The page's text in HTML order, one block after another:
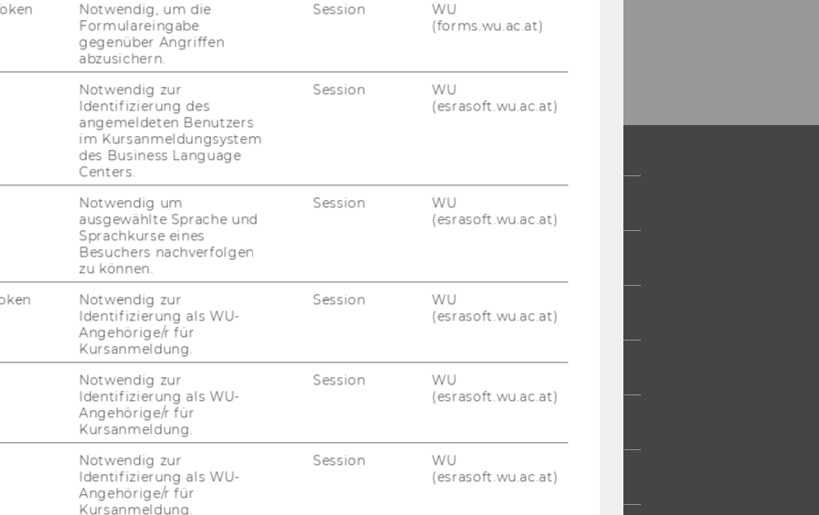
FORSCHUNG
FORSCHUNGSPORTAL
FORSCHENDE
IMPACT DER FORSCHUNG
ORGANISATION DER
FORSCHUNG
FORSCHUNGSINFRASTRUKTUR
WU COMMUNITY
ALUMNI
PRESSE
UNTERNEHMEN
Notwendig, um die
Formulareingabe
gegenüber Angriffen
abzusichern.
Session
WU
(forms.wu.ac.at)
Notwendig zur
Identifizierung des
angemeldeten Benutzers
im Kursanmeldungsystem
des Business Language
Centers.
Session
WU
(esrasoft.wu.ac.at)
Notwendig um
ausgewählte Sprache und
Sprachkurse eines
Besuchers nachverfolgen
zu können.
Session
WU
(esrasoft.wu.ac.at)
Notwendig zur
Identifizierung als WU-
Angehörige/r für
Kursanmeldung.
Session
WU
(esrasoft.wu.ac.at)
Notwendig zur
Identifizierung als WU-
Angehörige/r für
Kursanmeldung.
Session
WU
(esrasoft.wu.ac.at)
Notwendig zur
Identifizierung als WU-
Angehörige/r für
Kursanmeldung.
Session
WU
(esrasoft.wu.ac.at)